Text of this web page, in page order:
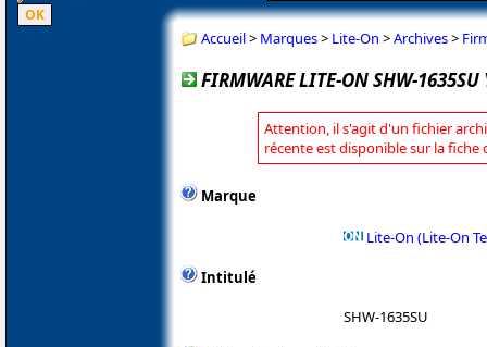
Accueil> Marques> Lite-On >Archives>
FIRMWARE LITE-ON SHW-1635SU
Attention, il s'agit d'un fichier
récente est disponible sur la fiche
Marque
Lite-On (Lite-On
Intitulé
SHW-1635SU